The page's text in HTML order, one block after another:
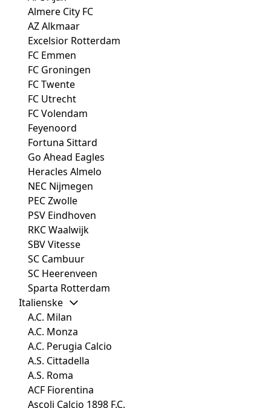
Almere City FC
AZ Alkmaar
Excelsior Rotterdam
FC Emmen
FC Groningen
FC Twente
FC Utrecht
FC Volendam
Feyenoord
Fortuna Sittard
Go Ahead Eagles
Heracles Almelo
NEC Nijmegen
PEC Zwolle
PSV Eindhoven
RKC Waalwijk
SBV Vitesse
SC Cambuur
SC Heerenveen
Sparta Rotterdam
Italienske
A.C. Milan
A.C. Monza
A.C. Perugia Calcio
A.S. Cittadella
A.S. Roma
ACF Fiorentina
Ascoli Calcio 1898 F.C.